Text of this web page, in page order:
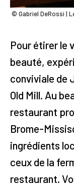
© Gabriel DeRossi |
Pour étirer le
beauté,
conviviale de
Old Mill. Au
restaurant
Brome-
ingrédients
ceux de la
restaurant.